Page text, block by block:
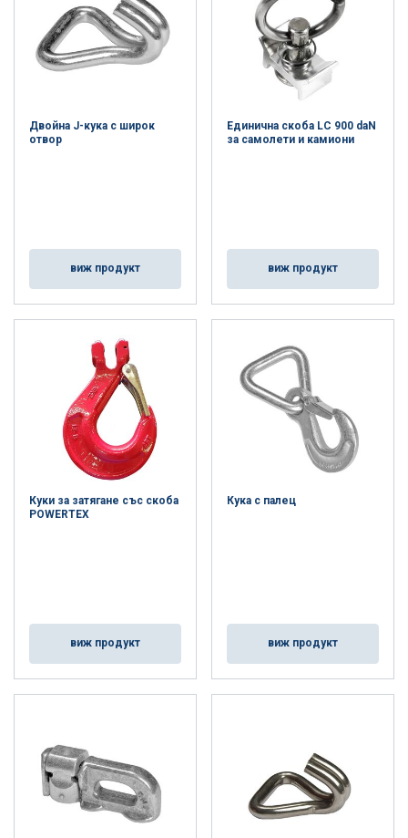
Двойна J-кука с широк
отвор
виж продукт
Единична скоба LC 900 daN
за самолети и камиони
виж продукт
Куки за затягане със скоба
POWERTEX
виж продукт
Кука с палец
виж продукт